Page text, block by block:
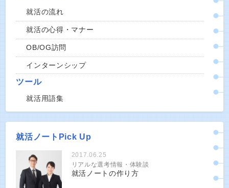
就活の流れ
就活の心得・マナー
OB/OG訪問
インターンシップ
ツール
就活用語集
就活ノートPick Up
2017.06.25
リアルな選考情報・体験談
就活ノートの作り方